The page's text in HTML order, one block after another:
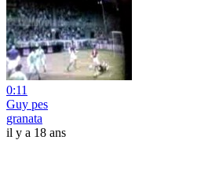
0:11
Guy pes
granata
il y a 18 ans